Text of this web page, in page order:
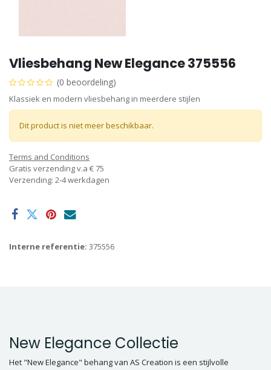
Vliesbehang New Elegance 375556
(0 beoordeling)
Klassiek en modern vliesbehang in meerdere stijlen
Dit product is niet meer beschikbaar.
Terms and Conditions
Gratis verzending v.a € 75
Verzending: 2-4 werkdagen
Interne referentie: 375556
New Elegance Collectie
Het "New Elegance" behang van AS Creation is een stijlvolle